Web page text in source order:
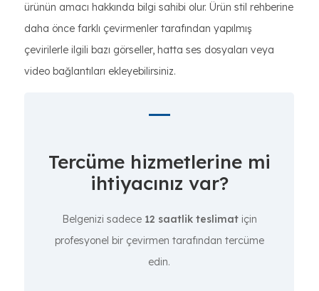
ürünün amacı hakkında bilgi sahibi olur. Ürün stil rehberine
daha önce farklı çevirmenler tarafından yapılmış
çevirilerle ilgili bazı görseller, hatta ses dosyaları veya
video bağlantıları ekleyebilirsiniz.
Tercüme hizmetlerine mi
ihtiyacınız var?
Belgenizi sadece 12 saatlik teslimatiçin
profesyonel bir çevirmen tarafından tercüme
edin.